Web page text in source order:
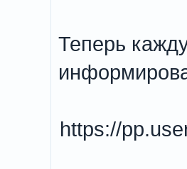
Теперь
https://